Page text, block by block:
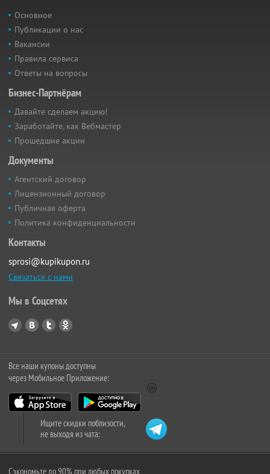
Основное
Публикации о нас
Вакансии
Правила сервиса
Ответы на вопросы
Бизнес-Партнёрам
Давайте сделаем акцию!
Заработайте, как Вебмастер
Прошедшие акции
Документы
Агентский договор
Лицензионный договор
Публичная оферта
Политика конфиденциальности
Контакты
sprosi@kupikupon.ru
Связаться с нами
Мы в Соцсетях
Все наши купоны доступны
через Мобильное Приложение:
Ищите скидки поблизости,
не выходя из чата:
Сэкономьте до 90% при любых покупках